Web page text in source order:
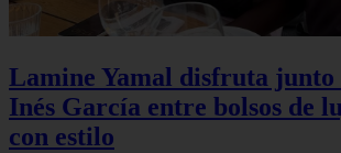
Lamine Yamal disfruta junto
Inés García entre bolsos de
con estilo